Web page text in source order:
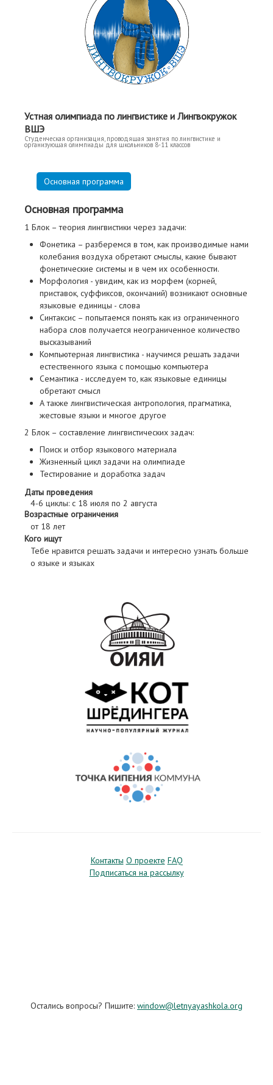
Устная олимпиада по лингвистике и Лингвокружок
ВШЭ
Студенческая организация, проводящая занятия по лингвистике и
организующая олимпиады для школьников 8-11 классов
Основная программа
Основная программа
1 Блок – теория лингвистики через задачи:
Фонетика – разберемся в том, как производимые нами
колебания воздуха обретают смыслы, какие бывают
фонетические системы и в чем их особенности.
Морфология - увидим, как из морфем (корней,
приставок, суффиксов, окончаний) возникают основные
языковые единицы - слова
Синтаксис – попытаемся понять как из ограниченного
набора слов получается неограниченное количество
высказываний
Компьютерная лингвистика - научимся решать задачи
естественного языка с помощью компьютера
Семантика - исследуем то, как языковые единицы
обретают смысл
А также лингвистическая антропология, прагматика,
жестовые языки и многое другое
2 Блок – составление лингвистических задач:
Поиск и отбор языкового материала
Жизненный цикл задачи на олимпиаде
Тестирование и доработка задач
Даты проведения
4-6 циклы: с 18 июля по 2 августа
Возрастные ограничения
от 18 лет
Кого ищут
Тебе нравится решать задачи и интересно узнать больше
о языке и языках
Контакты О проекте FAQ
Подписаться на рассылку
Остались вопросы? Пишите: window@letnyayashkola.org